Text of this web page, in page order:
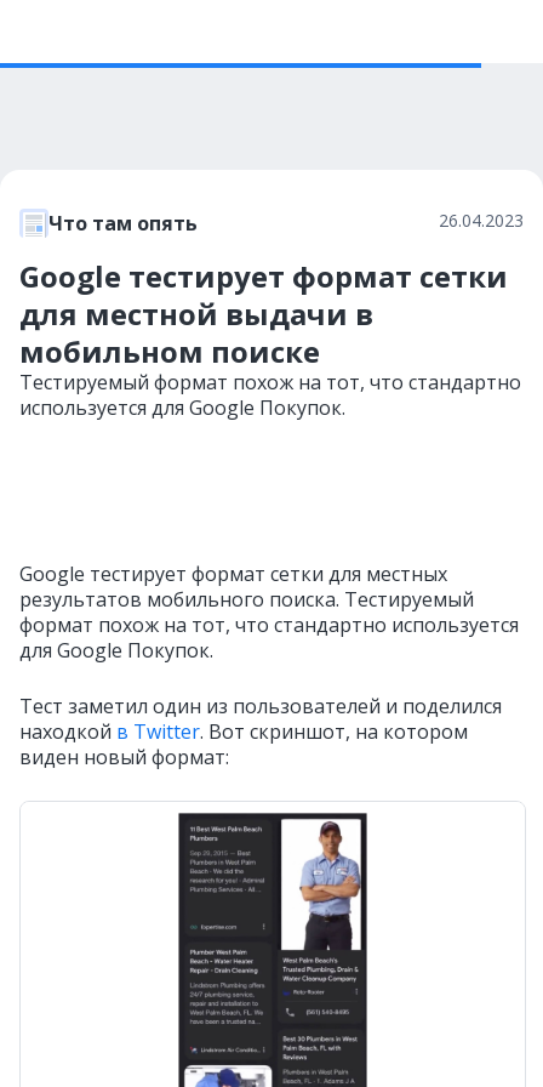
Что там опять 26.04.2023
Google тестирует формат сетки
для местной выдачи в
мобильном поиске
Тестируемый формат похож на тот, что стандартно
используется для Google Покупок.
Google тестирует формат сетки для местных
результатов мобильного поиска. Тестируемый
формат похож на тот, что стандартно используется
для Google Покупок.
Тест заметил один из пользователей и поделился
находкой в Twitter. Вот скриншот, на котором
виден новый формат: